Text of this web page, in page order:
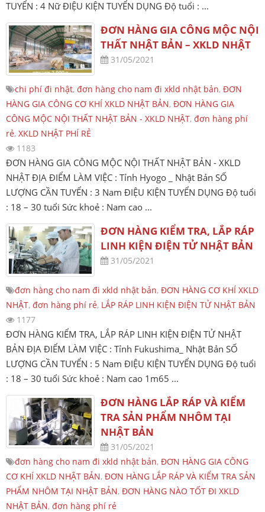
TUYỂN : 4 Nữ ĐIỆU KIỆN TUYỂN DỤNG Độ tuổi : ...
ĐƠN HÀNG GIA CÔNG MỘC NỘI
THẤT NHẬT BẢN – XKLD NHẬT
31/05/2021
chi phí đi nhật, đơn hàng cho nam đi xkld nhật bản, ĐƠN
HÀNG GIA CÔNG CƠ KHÍ XKLD NHẬT BẢN, ĐƠN HÀNG GIA
CÔNG MỘC NỘI THẤT NHẬT BẢN - XKLD NHẬT, đơn hàng phí
rẻ, XKLD NHẬT PHÍ RẺ
1183
ĐƠN HÀNG GIA CÔNG MỘC NỘI THẤT NHẬT BẢN - XKLD
NHẬT ĐỊA ĐIỂM LÀM VIỆC : Tỉnh Hyogo _ Nhật Bản SỐ
LƯỢNG CẦN TUYỂN : 3 Nam ĐIỆU KIỆN TUYỂN DỤNG Độ tuổi
: 18 – 30 tuổi Sức khoẻ : Nam cao ...
ĐƠN HÀNG KIỂM TRA, LẮP RÁP
LINH KIỆN ĐIỆN TỬ NHẬT BẢN
31/05/2021
đơn hàng cho nam đi xkld nhật bản, ĐƠN HÀNG CƠ KHÍ XKLD
NHẬT, đơn hàng phí rẻ, LẮP RÁP LINH KIỆN ĐIỆN TỬ NHẬT BẢN
1177
ĐƠN HÀNG KIỂM TRA, LẮP RÁP LINH KIỆN ĐIỆN TỬ NHẬT
BẢN ĐỊA ĐIỂM LÀM VIỆC : Tỉnh Fukushima_ Nhật Bản SỐ
LƯỢNG CẦN TUYỂN : 5 Nam ĐIỆU KIỆN TUYỂN DỤNG Độ tuổi
: 18 – 30 tuổi Sức khoẻ : Nam cao 1m65 ...
ĐƠN HÀNG LẮP RÁP VÀ KIỂM
TRA SẢN PHẨM NHÔM TẠI
NHẬT BẢN
31/05/2021
đơn hàng cho nam đi xkld nhật bản, ĐƠN HÀNG GIA CÔNG
CƠ KHÍ XKLD NHẬT BẢN, ĐƠN HÀNG LẮP RÁP VÀ KIỂM TRA SẢN
PHẨM NHÔM TẠI NHẬT BẢN, ĐƠN HÀNG NÀO TỐT ĐI XKLD
NHẬT BẢN, đơn hàng phí rẻ